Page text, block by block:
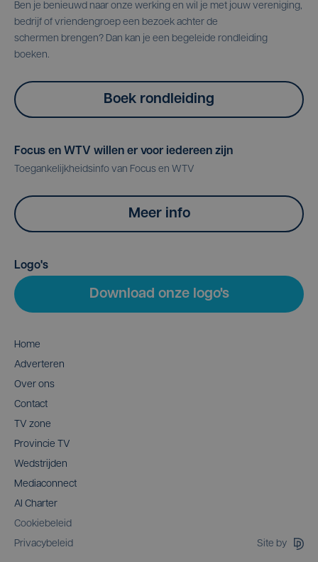
Ben je benieuwd naar onze werking en wil je met jouw vereniging,
bedrijf of vriendengroep een bezoek achter de
schermen brengen? Dan kan je een begeleide rondleiding
boeken.
Boek rondleiding
Focus en WTV willen er voor iedereen zijn
Toegankelijkheidsinfo van Focus en WTV
Meer info
Logo's
Download onze logo's
Home
Adverteren
Over ons
Contact
TV zone
Provincie TV
Wedstrijden
Mediaconnect
AI Charter
Cookiebeleid
Privacybeleid
Site by